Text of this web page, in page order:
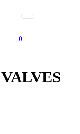
0
VALVES